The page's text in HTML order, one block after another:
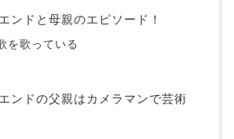
ンドと母親のエピソード！
を歌っている
ンドの父親はカメラマンで芸術